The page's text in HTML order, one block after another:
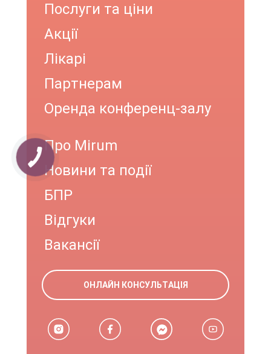
Послуги та ціни
Акції
Лікарі
Партнерам
Оренда конференц-залу
Про Mirum
Новини та події
БПР
Відгуки
Вакансії
ОНЛАЙН КОНСУЛЬТАЦІЯ